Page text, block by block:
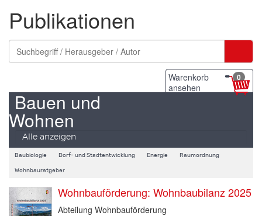
Publikationen
Warenkorb
ansehen
0
Bauen und
Wohnen
Alle anzeigen
Baubiologie Dorf- und Stadtentwicklung Energie Raumordnung
Wohnbauratgeber
Wohnbauförderung: Wohnbaubilanz 2025
Abteilung Wohnbauförderung